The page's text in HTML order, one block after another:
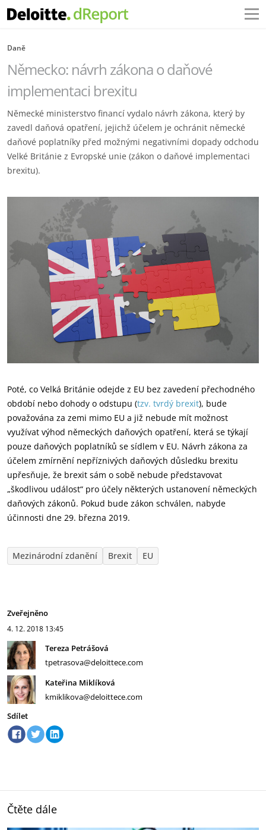
Daně
Německo: návrh zákona o daňové
implementaci brexitu
Německé ministerstvo financí vydalo návrh zákona, který by
zavedl daňová opatření, jejichž účelem je ochránit německé
daňové poplatníky před možnými negativními dopady odchodu
Velké Británie z Evropské unie (zákon o daňové implementaci
brexitu).
Poté, co Velká Británie odejde z EU bez zavedení přechodného
období nebo dohody o odstupu (tzv. tvrdý brexit), bude
považována za zemi mimo EU a již nebude mít možnost
využívat výhod německých daňových opatření, která se týkají
pouze daňových poplatníků se sídlem v EU. Návrh zákona za
účelem zmírnění nepříznivých daňových důsledku brexitu
upřesňuje, že brexit sám o sobě nebude představovat
„škodlivou událost“ pro účely některých ustanovení německých
daňových zákonů. Pokud bude zákon schválen, nabyde
účinnosti dne 29. března 2019.
Mezinárodní zdanění Brexit EU
Zveřejněno
4. 12. 2018 13:45
Tereza Petrášová
tpetrasova@deloittece.com
Kateřina Miklíková
kmiklikova@deloittece.com
Sdílet
Čtěte dále